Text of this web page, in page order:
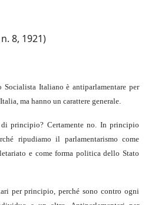
n. 8, 1921)
Italiano è antiparlamentare per
ma hanno un carattere generale.
principio? Certamente no. In principio
ripudiamo il parlamentarismo come
e come forma politica dello Stato
per principio, perché sono contro ogni